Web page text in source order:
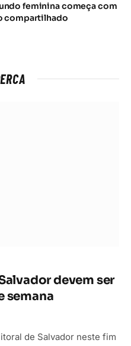
feminina começa com
compartilhado
devem ser
semana
de Salvador neste fim